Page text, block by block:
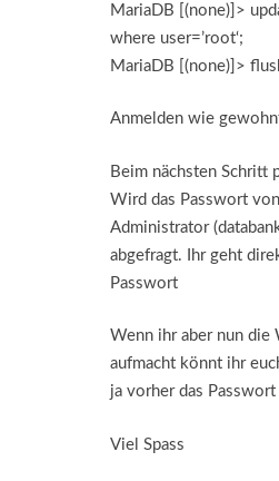
MariaDB [(none)]>
where user=’root‘;
MariaDB [(none)]>
Anmelden wie
Beim nächsten Schritt
Wird das Passwort
Administrator
abgefragt. Ihr geht
Passwort
Wenn ihr aber nun die
aufmacht könnt ihr
ja vorher das
Viel Spass